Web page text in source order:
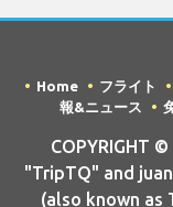
Home フライト
報&ニュース
COPYRIGHT
"TripTQ" and
(also known as